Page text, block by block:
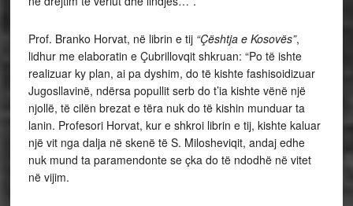
Prof. Branko Horvat, në librin e tij “Çështja e Kosovës”,
lidhur me elaboratin e Çubrillovqit shkruan: “Po të ishte
realizuar ky plan, ai pa dyshim, do të kishte fashisoidizuar
Jugosllavinë, ndërsa popullit serb do t’ia kishte vënë një
njollë, të cilën brezat e tëra nuk do të kishin munduar ta
lanin. Profesori Horvat, kur e shkroi librin e tij, kishte kaluar
një vit nga dalja në skenë të S. Milosheviqit, andaj edhe
nuk mund ta paramendonte se çka do të ndodhë në vitet
në vijim.